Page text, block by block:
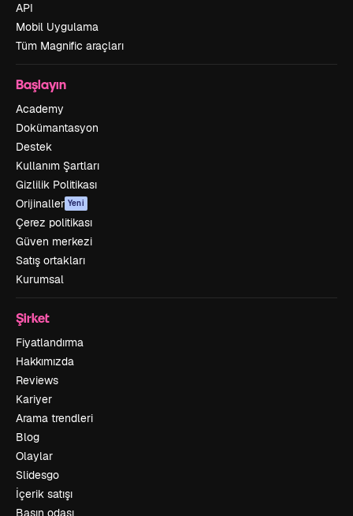
API
Mobil Uygulama
Tüm Magnific araçları
Başlayın
Academy
Dokümantasyon
Destek
Kullanım Şartları
Gizlilik Politikası
Orijinaller Yeni
Çerez politikası
Güven merkezi
Satış ortakları
Kurumsal
Şirket
Fiyatlandırma
Hakkımızda
Reviews
Kariyer
Arama trendleri
Blog
Olaylar
Slidesgo
İçerik satışı
Basın odası